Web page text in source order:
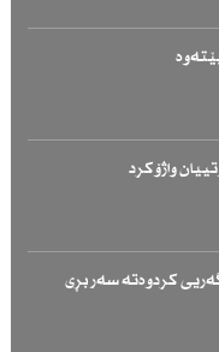
واژۆكرد
كردوەتە سەر بڕی